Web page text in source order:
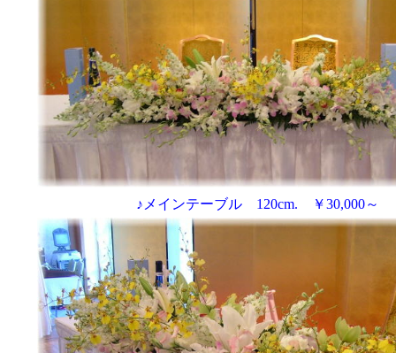
♪メインテーブル 120cm. ￥30,000～